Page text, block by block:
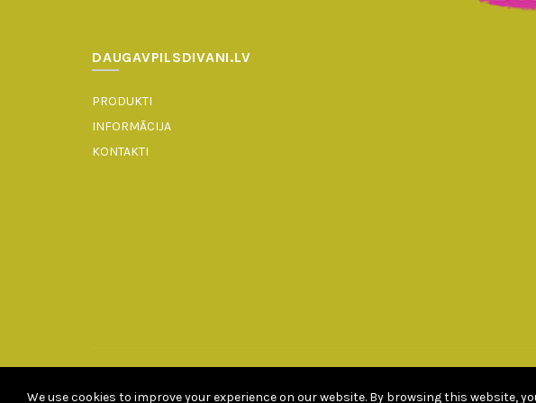
DAUGAVPILSDIVANI.LV
PRODUKTI
INFORMĀCIJA
KONTAKTI
We use cookies to improve your experience on our website. By browsing this website,